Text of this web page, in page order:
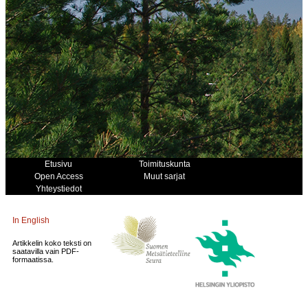
Etusivu
Toimituskunta
Open Access
Muut sarjat
Yhteystiedot
In English
Artikkelin koko teksti on
saatavilla vain PDF-
formaatissa.